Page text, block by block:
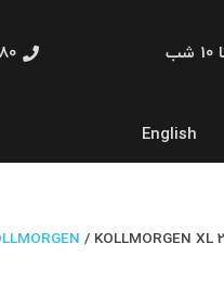
English
/ KOLLMORGEN XL